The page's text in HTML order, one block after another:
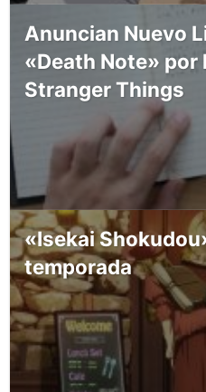
Anuncian Nuevo
«Death Note» por
Stranger Things
«Isekai
temporada